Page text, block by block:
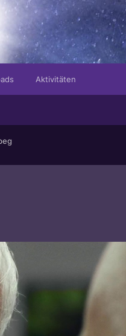
Aktivitäten